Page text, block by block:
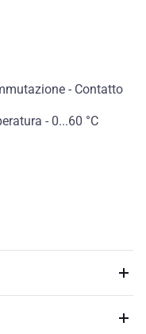
- Contatto
- 0...60 °C